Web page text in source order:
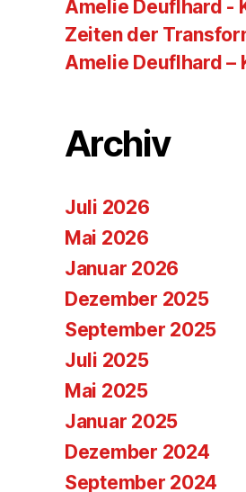
Amelie Deuflhard -
Zeiten der
Amelie Deuflhard –
Archiv
Juli 2026
Mai 2026
Januar 2026
Dezember 2025
September 2025
Juli 2025
Mai 2025
Januar 2025
Dezember 2024
September 2024